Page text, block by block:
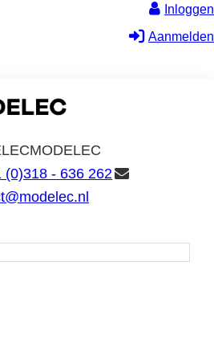
Inloggen
Aanmelden
MODELEC
(0)318 - 636 262